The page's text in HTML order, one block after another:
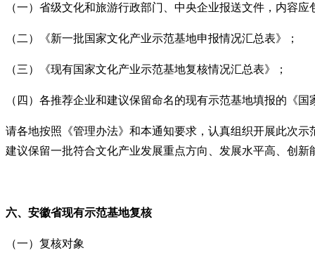
（一）省级文化和旅游行政部门、中央企业报送文件，内容
（二）《新一批国家文化产业示范基地申报情况汇总表》；
（三）《现有国家文化产业示范基地复核情况汇总表》；
（四）各推荐企业和建议保留命名的现有示范基地填报的《
请各地按照《管理办法》和本通知要求，认真组织开展此次
建议保留一批符合文化产业发展重点方向、发展水平高、创
六、安徽省现有示范基地复核
（一）复核对象